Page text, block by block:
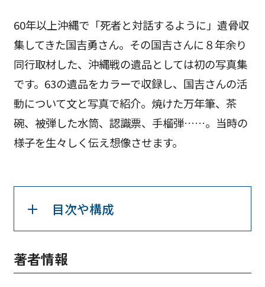
60年以上沖縄で「死者と対話するように」遺骨収
集してきた国吉勇さん。その国吉さんに８年余り
同行取材した、沖縄戦の遺品としては初の写真集
です。63の遺品をカラーで収録し、国吉さんの活
動について文と写真で紹介。焼けた万年筆、茶
碗、被弾した水筒、認識票、手榴弾……。当時の
様子を生々しく伝え想像させます。
目次や構成
著者情報